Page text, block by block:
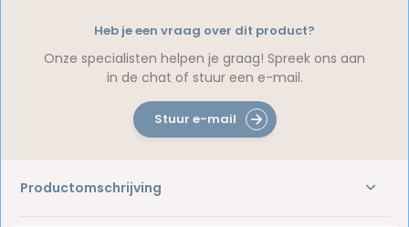
Productomschrijving
Heb je een vraag over dit product?
Onze specialisten helpen je graag! Spreek ons aan
in de chat of stuur een e-mail.
Stuur e-mail